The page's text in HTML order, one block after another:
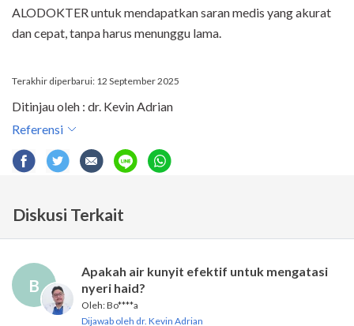
ALODOKTER untuk mendapatkan saran medis yang akurat
dan cepat, tanpa harus menunggu lama.
Terakhir diperbarui: 12 September 2025